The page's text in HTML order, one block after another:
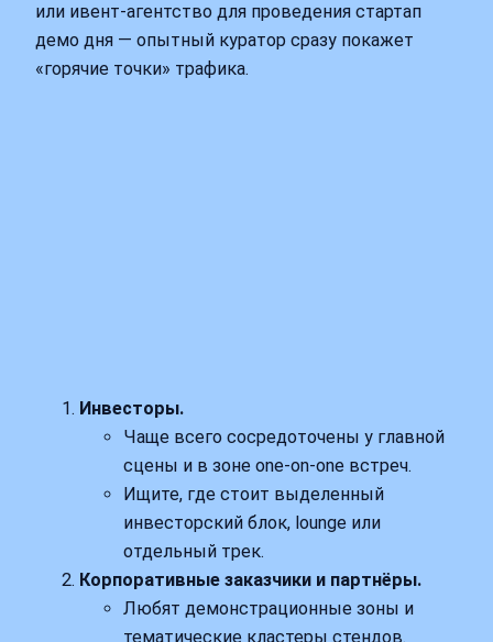
или ивент-агентство для проведения стартап
демо дня — опытный куратор сразу покажет
«горячие точки» трафика.
Инвесторы.
Чаще всего сосредоточены у главной
сцены и в зоне one-on-one встреч.
Ищите, где стоит выделенный
инвесторский блок, lounge или
отдельный трек.
Корпоративные заказчики и партнёры.
Любят демонстрационные зоны и
тематические кластеры стендов.